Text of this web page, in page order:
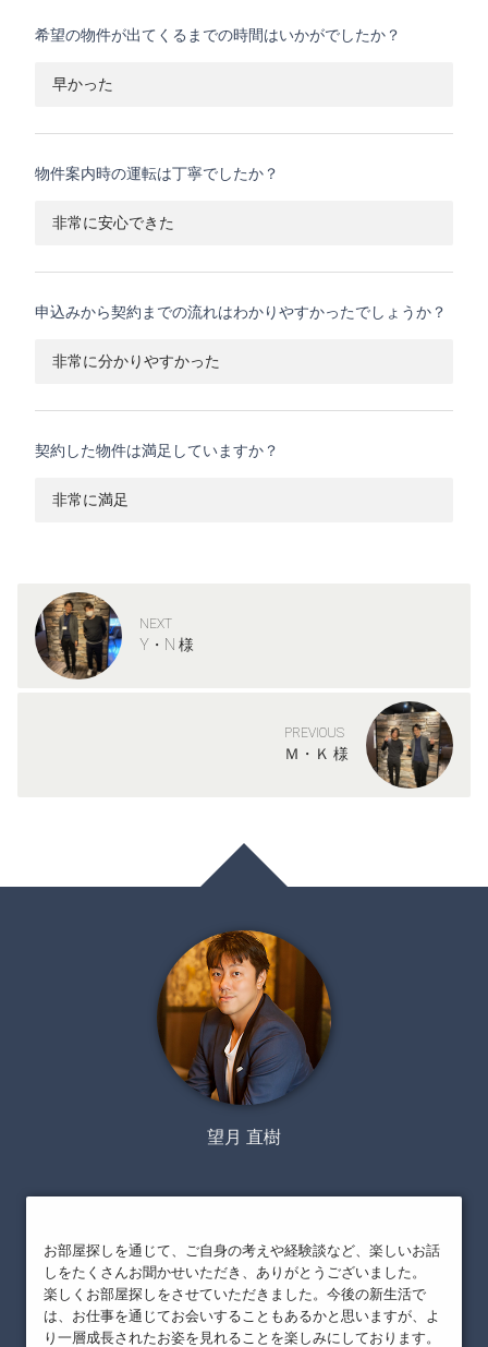
希望の物件が出てくるまでの時間はいかがでしたか？
早かった
物件案内時の運転は丁寧でしたか？
非常に安心できた
申込みから契約までの流れはわかりやすかったでしょうか？
非常に分かりやすかった
契約した物件は満足していますか？
非常に満足
NEXT
Y・N 様
PREVIOUS
Ｍ・Ｋ 様
望月 直樹
お部屋探しを通じて、ご自身の考えや経験談など、楽しいお話
しをたくさんお聞かせいただき、ありがとうございました。
楽しくお部屋探しをさせていただきました。今後の新生活で
は、お仕事を通じてお会いすることもあるかと思いますが、よ
り一層成長されたお姿を見れることを楽しみにしております。